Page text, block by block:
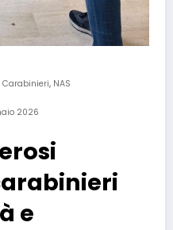
Carabinieri, NAS
2026
e